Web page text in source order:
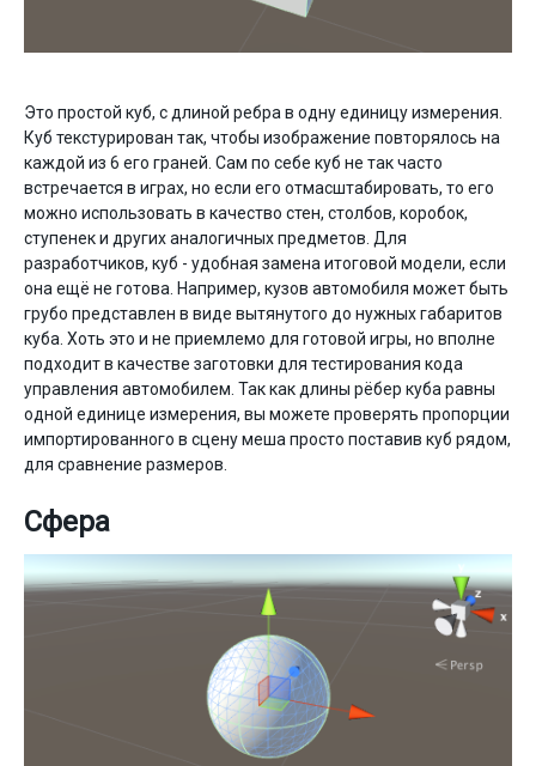
Это простой куб, с длиной ребра в одну единицу измерения.
Куб текстурирован так, чтобы изображение повторялось на
каждой из 6 его граней. Сам по себе куб не так часто
встречается в играх, но если его отмасштабировать, то его
можно использовать в качество стен, столбов, коробок,
ступенек и других аналогичных предметов. Для
разработчиков, куб - удобная замена итоговой модели, если
она ещё не готова. Например, кузов автомобиля может быть
грубо представлен в виде вытянутого до нужных габаритов
куба. Хоть это и не приемлемо для готовой игры, но вполне
подходит в качестве заготовки для тестирования кода
управления автомобилем. Так как длины рёбер куба равны
одной единице измерения, вы можете проверять пропорции
импортированного в сцену меша просто поставив куб рядом,
для сравнение размеров.
Сфера